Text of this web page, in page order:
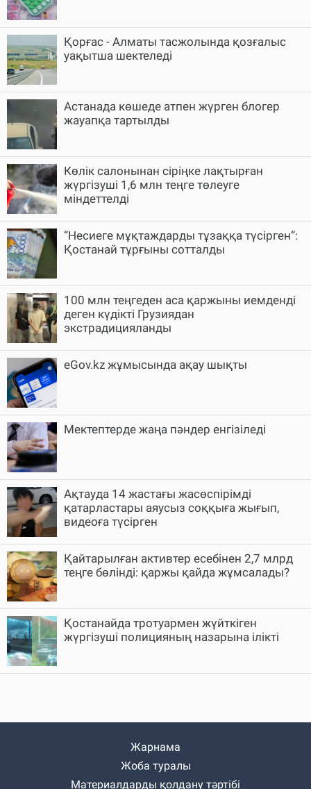
Қорғас - Алматы тасжолында қозғалыс
уақытша шектеледі
Астанада көшеде атпен жүрген блогер
жауапқа тартылды
Көлік салонынан сіріңке лақтырған
жүргізуші 1,6 млн теңге төлеуге
міндеттелді
“Несиеге мұқтаждарды тұзаққа түсірген“:
Қостанай тұрғыны сотталды
100 млн теңгеден аса қаржыны иемденді
деген күдікті Грузиядан
экстрадицияланды
eGov.kz жұмысында ақау шықты
Мектептерде жаңа пәндер енгізіледі
Ақтауда 14 жастағы жасөспірімді
қатарластары аяусыз соққыға жығып,
видеоға түсірген
Қайтарылған активтер есебінен 2,7 млрд
теңге бөлінді: қаржы қайда жұмсалады?
Қостанайда тротуармен жүйткіген
жүргізуші полицияның назарына ілікті
Жарнама
Жоба туралы
Материалдарды қолдану тәртібі